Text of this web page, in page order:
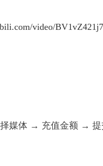
video/
媒体 → 充值金额 →